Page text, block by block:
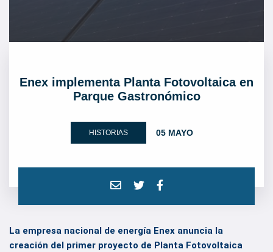
Enex implementa Planta Fotovoltaica en
Parque Gastronómico
HISTORIAS 05 MAYO
La empresa nacional de energía Enex anuncia la
creación del primer proyecto de Planta Fotovoltaica